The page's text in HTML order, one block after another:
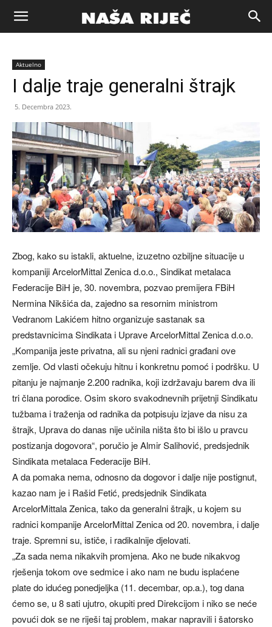
Naša
riječ
Zenica
Aktuelno
I dalje traje generalni štrajk
5. Decembra 2023.
Zbog, kako su istakli, aktuelne, izuzetno ozbiljne situacije u
kompaniji ArcelorMittal Zenica d.o.o., Sindikat metalaca
Federacije BiH je, 30. novembra, pozvao premijera FBiH
Nermina Nikšića da, zajedno sa resornim ministrom
Vedranom Lakićem hitno organizuje sastanak sa
predstavnicima Sindikata i Uprave ArcelorMittal Zenica d.o.o.
„Kompanija jeste privatna, ali su njeni radnici građani ove
zemlje. Od vlasti očekuju hitnu i konkretnu pomoć i podršku. U
pitanju je najmanje 2.200 radnika, koji izdržavaju barem dva ili
tri člana porodice. Osim skoro svakodnevnih prijetnji Sindikatu
tužbama i traženja od radnika da potpisuju izjave da nisu za
štrajk, Uprava do danas nije učinila ništa što bi išlo u pravcu
postizanja dogovora“, poručio je Almir Salihović, predsjednik
Sindikata metalaca Federacije BiH.
A da pomaka nema, odnosno da dogovor i dalje nije postignut,
kazao nam je i Rašid Fetić, predsjednik Sindikata
ArcelorMittala Zenica, tako da generalni štrajk, u kojem su
radnici kompanije ArcelorMittal Zenica od 20. novembra, i dalje
traje. Spremni su, ističe, i radikalnije djelovati.
„Za sada nema nikakvih promjena. Ako ne bude nikakvog
rješenja tokom ove sedmice i ako nam ne budu isplaćene
plate do idućeg ponedjeljka (11. decembar, op.a.), tog dana
ćemo se, u 8 sati ujutro, okupiti pred Direkcijom i niko se neće
povući dok se ne riješi taj problem, makar napravili i šatorsko